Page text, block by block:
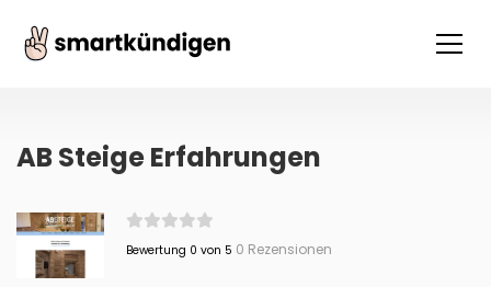
AB Steige Erfahrungen
Bewertung 0 von 5 0 Rezensionen